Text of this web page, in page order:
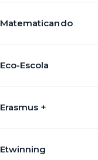
Matematicando
Eco-Escola
Erasmus +
Etwinning